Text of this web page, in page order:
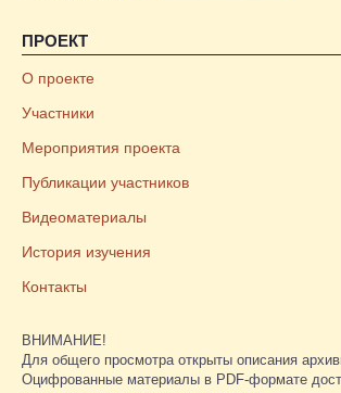
ПРОЕКТ
О проекте
Участники
Мероприятия проекта
Публикации участников
Видеоматериалы
История изучения
Контакты
ВНИМАНИЕ!
Для общего просмотра открыты описания
Оцифрованные материалы в PDF-формате